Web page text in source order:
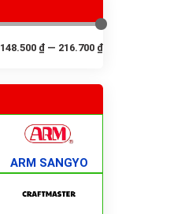
148.500 ₫ — 216.700 ₫
ARM SANGYO